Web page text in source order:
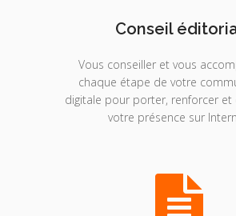
Conseil
Vous conseiller et vous
chaque étape de votre
digitale pour porter, renforcer et
votre présence sur